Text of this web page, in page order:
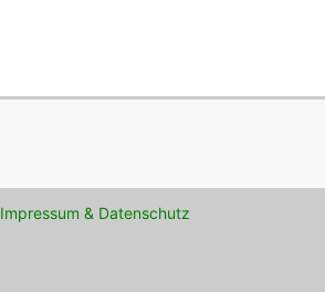
Impressum & Datenschutz